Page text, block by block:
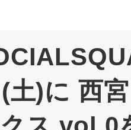
土)に 西